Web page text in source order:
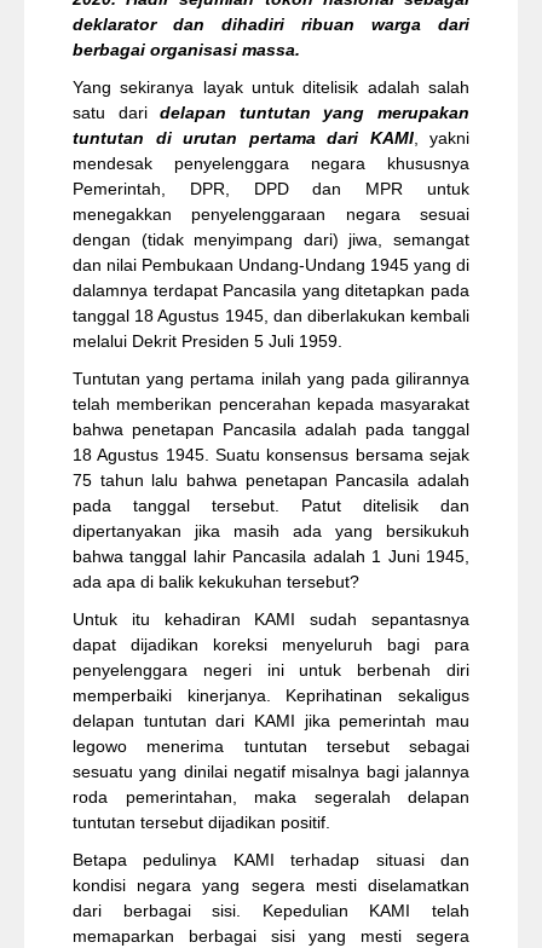
deklarator dan dihadiri ribuan warga dari
berbagai organisasi massa.
Yang sekiranya layak untuk ditelisik adalah salah
satu daridelapan tuntutan yang merupakan
tuntutan di urutan pertama dari KAMI, yakni
mendesak penyelenggara negara khususnya
Pemerintah, DPR, DPD dan MPR untuk
menegakkan penyelenggaraan negara sesuai
dengan (tidak menyimpang dari) jiwa, semangat
dan nilai Pembukaan Undang-Undang 1945 yang di
dalamnya terdapat Pancasila yang ditetapkan pada
tanggal 18 Agustus 1945, dan diberlakukan kembali
melalui Dekrit Presiden 5 Juli 1959.
Tuntutan yang pertama inilah yang pada gilirannya
telah memberikan pencerahan kepada masyarakat
bahwa penetapan Pancasila adalah pada tanggal
18 Agustus 1945. Suatu konsensus bersama sejak
75 tahun lalu bahwa penetapan Pancasila adalah
pada tanggal tersebut. Patut ditelisik dan
dipertanyakan jika masih ada yang bersikukuh
bahwa tanggal lahir Pancasila adalah 1 Juni 1945,
ada apa di balik kekukuhan tersebut?
Untuk itu kehadiran KAMI sudah sepantasnya
dapat dijadikan koreksi menyeluruh bagi para
penyelenggara negeri ini untuk berbenah diri
memperbaiki kinerjanya. Keprihatinan sekaligus
delapan tuntutan dari KAMI jika pemerintah mau
legowo menerima tuntutan tersebut sebagai
sesuatu yang dinilai negatif misalnya bagi jalannya
roda pemerintahan, maka segeralah delapan
tuntutan tersebut dijadikan positif.
Betapa pedulinya KAMI terhadap situasi dan
kondisi negara yang segera mesti diselamatkan
dari berbagai sisi. Kepedulian KAMI telah
memaparkan berbagai sisi yang mesti segera